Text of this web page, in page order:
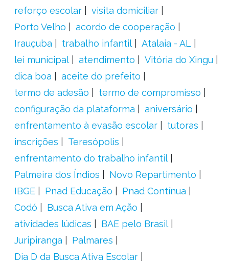
reforço escolar
visita domiciliar
Porto Velho
acordo de cooperação
Irauçuba
trabalho infantil
Atalaia - AL
lei municipal
atendimento
Vitória do Xingu
dica boa
aceite do prefeito
termo de adesão
termo de compromisso
configuração da plataforma
aniversário
enfrentamento à evasão escolar
tutoras
inscrições
Teresópolis
enfrentamento do trabalho infantil
Palmeira dos Índios
Novo Repartimento
IBGE
Pnad Educação
Pnad Contínua
Codó
Busca Ativa em Ação
atividades lúdicas
BAE pelo Brasil
Juripiranga
Palmares
Dia D da Busca Ativa Escolar